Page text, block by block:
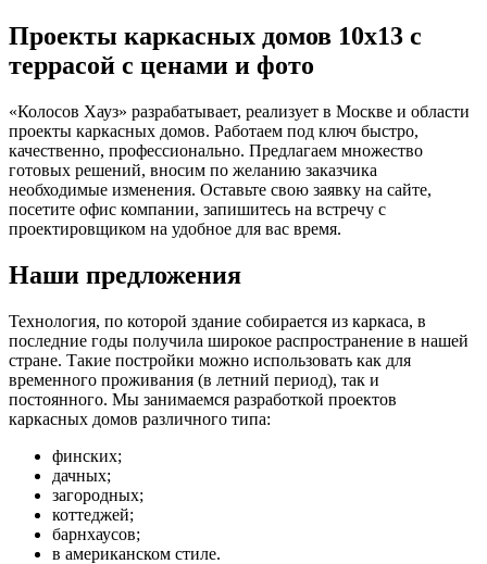
Проекты каркасных домов 10x13 c
террасой с ценами и фото
«Колосов Хауз» разрабатывает, реализует в Москве и области
проекты каркасных домов. Работаем под ключ быстро,
качественно, профессионально. Предлагаем множество
готовых решений, вносим по желанию заказчика
необходимые изменения. Оставьте свою заявку на сайте,
посетите офис компании, запишитесь на встречу с
проектировщиком на удобное для вас время.
Наши предложения
Технология, по которой здание собирается из каркаса, в
последние годы получила широкое распространение в нашей
стране. Такие постройки можно использовать как для
временного проживания (в летний период), так и
постоянного. Мы занимаемся разработкой проектов
каркасных домов различного типа:
финских;
дачных;
загородных;
коттеджей;
барнхаусов;
в американском стиле.